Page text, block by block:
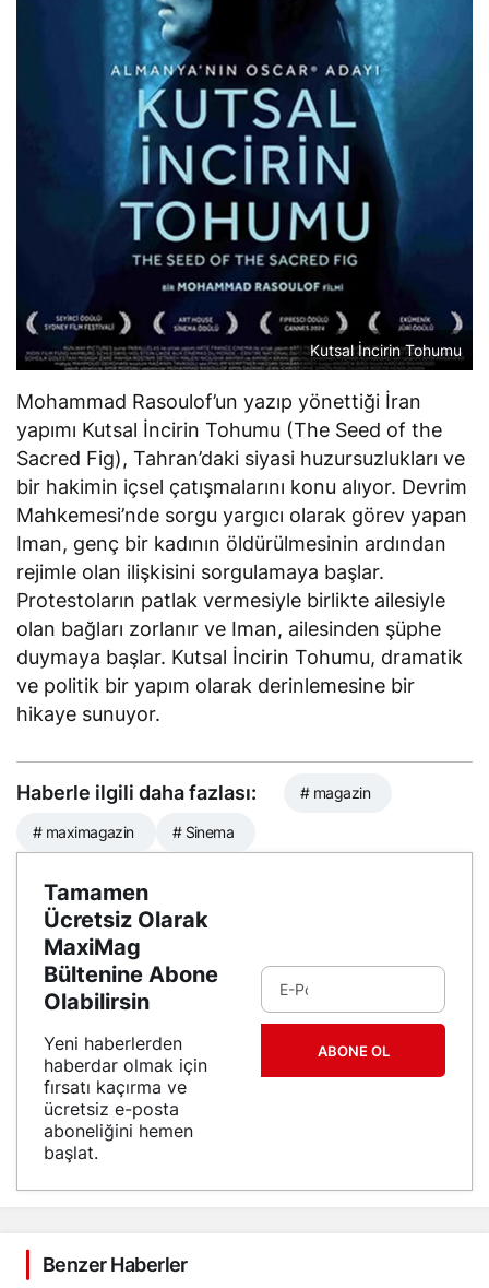
Kutsal İncirin Tohumu
Mohammad Rasoulof’un yazıp yönettiği İran
yapımı Kutsal İncirin Tohumu (The Seed of the
Sacred Fig), Tahran’daki siyasi huzursuzlukları ve
bir hakimin içsel çatışmalarını konu alıyor. Devrim
Mahkemesi’nde sorgu yargıcı olarak görev yapan
Iman, genç bir kadının öldürülmesinin ardından
rejimle olan ilişkisini sorgulamaya başlar.
Protestoların patlak vermesiyle birlikte ailesiyle
olan bağları zorlanır ve Iman, ailesinden şüphe
duymaya başlar. Kutsal İncirin Tohumu, dramatik
ve politik bir yapım olarak derinlemesine bir
hikaye sunuyor.
Haberle ilgili daha fazlası: # magazin
# maximagazin # Sinema
Tamamen
Ücretsiz Olarak
MaxiMag
Bültenine Abone
Olabilirsin
Yeni haberlerden
haberdar olmak için
fırsatı kaçırma ve
ücretsiz e-posta
aboneliğini hemen
başlat.
ABONE OL
Benzer Haberler